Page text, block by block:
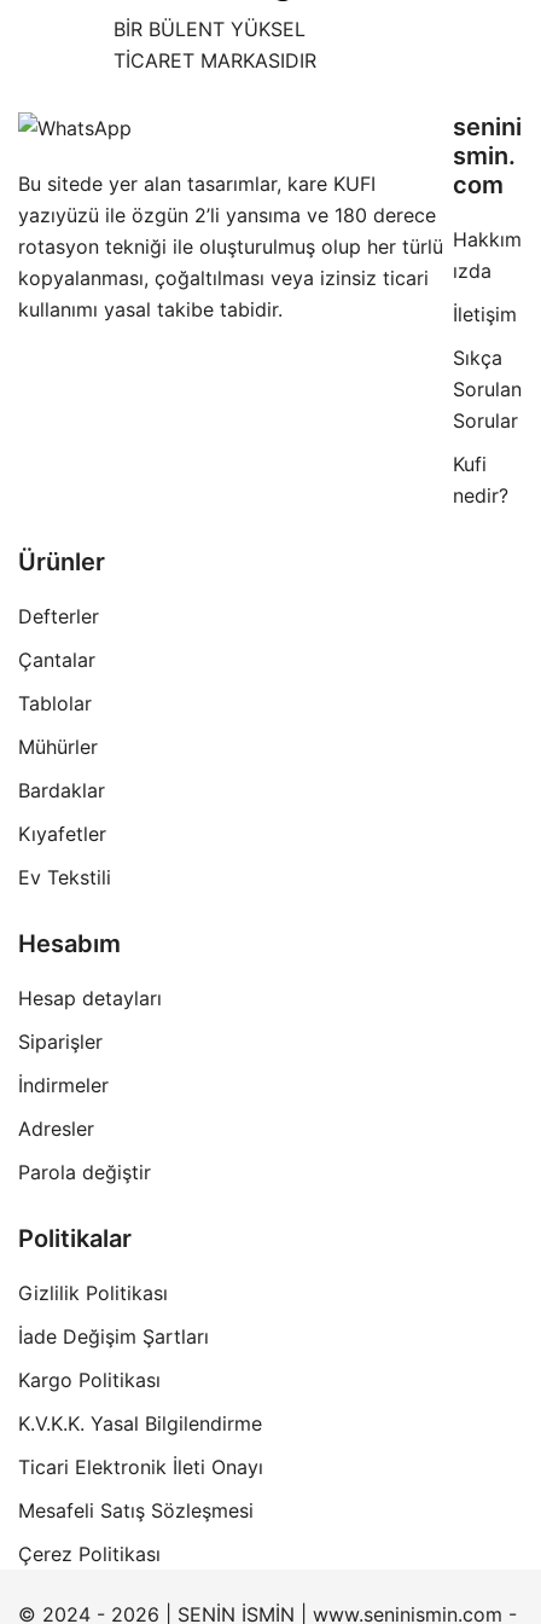
BİR BÜLENT YÜKSEL
TİCARET MARKASIDIR
Bu sitede yer alan tasarımlar, kare KUFI
yazıyüzü ile özgün 2’li yansıma ve 180 derece
rotasyon tekniği ile oluşturulmuş olup her türlü
kopyalanması, çoğaltılması veya izinsiz ticari
kullanımı yasal takibe tabidir.
senini
smin.
com
Hakkım
ızda
İletişim
Sıkça
Sorulan
Sorular
Kufi
nedir?
Ürünler
Defterler
Çantalar
Tablolar
Mühürler
Bardaklar
Kıyafetler
Ev Tekstili
Hesabım
Hesap detayları
Siparişler
İndirmeler
Adresler
Parola değiştir
Politikalar
Gizlilik Politikası
İade Değişim Şartları
Kargo Politikası
K.V.K.K. Yasal Bilgilendirme
Ticari Elektronik İleti Onayı
Mesafeli Satış Sözleşmesi
Çerez Politikası
© 2024 - 2026 | SENİN İSMİN | www.seninismin.com -